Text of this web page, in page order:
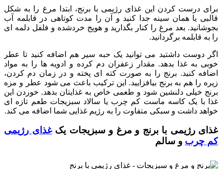
برای درست کردن این غذای رژیمی با برنج، ابتدا مرغ را به شکل
قالبی یا همان سینه جدا کنید و آن را مدت کوتاهی در قابلمه آب
بجوشانید. بعد مرغ را کنار بگذارید و هویج خردشده و فلفل دلمه ای
را به قابلمه برگردانید.
اگر دوست داشتید می توانید یک حبه سیر هم اضافه کنید تا عطر
خوبی به غذا بدهد. مقدار زعفران دم کرده و ادویه ها را به مواد
اضافه کنید. برنج را به صورت کته ای پخته و در زمان دم کردن،
زیره را هم به برنج بیافزایید. این ترکیب باعث می شود عطر و مزه
برنج خیلی دلنشین شود و طعمی خاص به غذایتان بدهد. خوردن این
غذا با یک کاسه ماست کم چرب یا سالاد سبزیجات طعم تازه ای
خواهد داشت و سبکی متفاوت را به رژیم غذایی شما اضافه می کند.
غذای رژیمی با برنج و مرغ و سبزیجات یکغذای رژیمی
کم چرب و سالم